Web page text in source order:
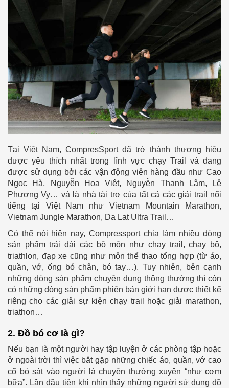
Tại Việt Nam, CompresSport đã trờ thành thương hiệu
được yêu thích nhất trong lĩnh vực chạy Trail và đang
được sử dụng bởi các vận động viên hàng đầu như Cao
Ngọc Hà, Nguyễn Hoa Việt, Nguyễn Thanh Lâm, Lê
Phương Vy… và là nhà tài trợ của tất cả các giải trail nổi
tiếng tại Việt Nam như Vietnam Mountain Marathon,
Vietnam Jungle Marathon, Da Lat Ultra Trail…
Có thể nói hiện nay, Compressport chia làm nhiều dòng
sản phẩm trải dài các bộ môn như chạy trail, chạy bộ,
triathlon, đạp xe cũng như môn thể thao tổng hợp (từ áo,
quần, vớ, ống bó chân, bó tay…). Tuy nhiên, bên cạnh
những dòng sản phẩm chuyên dụng thông thường thì còn
có những dòng sản phẩm phiên bản giới hạn được thiết kế
riêng cho các giải sự kiện chạy trail hoặc giải marathon,
triathon…
2. Đồ bó cơ là gì?
Nếu bạn là một người hay tập luyện ở các phòng tập hoặc
ở ngoài trời thì việc bắt gặp những chiếc áo, quần, vớ cao
cổ bó sát vào người là chuyện thường xuyên “như cơm
bữa”. Lần đầu tiên khi nhìn thấy những người sử dụng đồ